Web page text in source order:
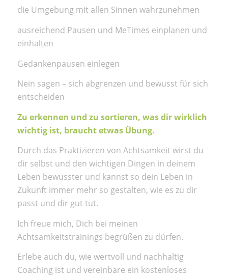
die Umgebung mit allen Sinnen wahrzunehmen
ausreichend Pausen und MeTimes einplanen und
einhalten
Gedankenpausen einlegen
Nein sagen – sich abgrenzen und bewusst für sich
entscheiden
Zu erkennen und zu sortieren, was dir wirklich
wichtig ist, braucht etwas Übung.
Durch das Praktizieren von Achtsamkeit wirst du
dir selbst und den wichtigen Dingen in deinem
Leben bewusster und kannst so dein Leben in
Zukunft immer mehr so gestalten, wie es zu dir
passt und dir gut tut.
Ich freue mich, Dich bei meinen
Achtsamkeitstrainings begrüßen zu dürfen.
Erlebe auch du, wie wertvoll und nachhaltig
Coaching ist und vereinbare ein kostenloses